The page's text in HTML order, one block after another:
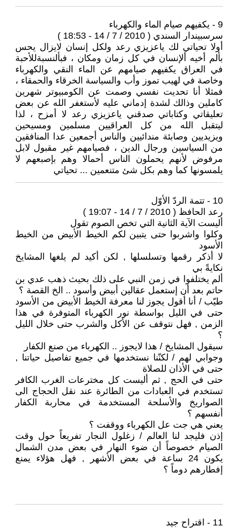
9 - يكفيهم صيام الماء والكهرباء
سرسبيندار السندي ( 2010 / 7 / 14 - 18:53 )
أولا تحياتي لك ياعزيزي رعد ولكل إنسان لايزال يحس
بألم أخيه ألإنسان في كل زمان ومكان ، فبألنسبةللأحبة
في العراق يكفيهم صيامهم عن الماء النقي والكهرباء
وخاصة في لهيب تموز وأب والسياسة الخرقاء والحمقاء ،
فمثلا أنا تحديت نفسي وصمت عن الكومبيوتر شهرين
كاملين وذالك لشدة إدماني عليه لأستغفر الله عن بعض
تعليقاتي وكتاباتي صدقني ياعزيزي رعد لا أمزح ، لذا
ليتقبل الله من كل العراقيين مسلمين ومسيحين
ويزيديين وصابئة مندائيين والناس أجمعين عدا المنافقين
من السياسين ورجال الدين ، فصيامهم غير مقبول لابل
مرفوض لأنهم يحملون الناس أحمالا وهم بإصبعهم لا
يلمسونها كما وهم بكل شئ متنعمين ... تحياتي
10 - تتمة الردّ الأوّل
رعد الحافظ ( 2010 / 7 / 14 - 19:07 )
أليست الآية الثانية التي تخص الصوم تقول
وكلوا واشربوا حتى يتبين لكم الخيط الأبيض من الخيط
الأسود
لا أذكر رقمها وتسلسلها , لكن أكيد لم يلغها المشايخ
نكايةً بي
ألم يختلفوا في زمن النبي على ذلك بحيث ذهب عدي بن
حاتم بعد أن إستعمل عقالين أبيض وأسود .. الخ القصة ؟
طيّب / أنا أقول يجوز لنا معرفة الخيط الأبيض من الأسود
حتى في الليل بواسطة نور الكهرباء المتوفرة في هذا
الزمن , فهل نتوقف عن الأكل والشرب حتى خلال الليل
؟
سيقول المشايخ / هذا لايجوز .. الكهرباء من صنع الكفار
وجوابي لهم / لكنّنا نستخدمها في جميع تفاصيل حياتنا ,
حتى في الأذان للصلاة
حتى في الحج , ثم أليست كل مخترعات الغرب الكافر
تستخدم في العبادات من الطائرة عند نقل الحجاج الى
الصواريخ والأسلحة المستخدمة في محاربة الكفار
أنفسهم ؟
يعني هي جت عل الكهرباء ووقفت ؟
إذن فليجد لنا العالم / زغلول النجار تفريعاً حول وقت
الصيام خصوصاً أن ضوء النهار في بعض مدن الشمال
يكون 24 ساعة في بعض الأشهر , فهل هؤلاء يمنع
إفطارهم دوماً ؟
11 - اقتراح جيد